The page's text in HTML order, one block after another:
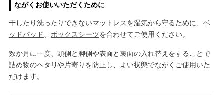
ながくお使いいただくために
干したり洗ったりできないマットレスを湿気から守るために、 ベ
ッドパッド
ボックスシーツを合わせてご使用ください。
数か月に一度、頭側と脚側や表面と裏面の入れ替えをすることで
詰め物のヘタリや片寄りを防止し、よい状態でながくご使用いた
だけます。